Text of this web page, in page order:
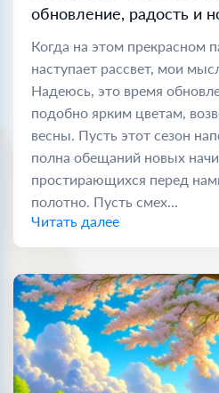
обновление, радость и
Когда на этом прекрасном
наступает рассвет, мои
Надеюсь, это время
подобно ярким цветам,
весны. Пусть этот сезон
полна обещаний новых
простирающихся перед
полотно. Пусть смех...
Читать далее